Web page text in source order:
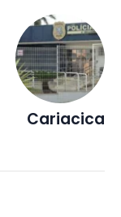
Cariacica